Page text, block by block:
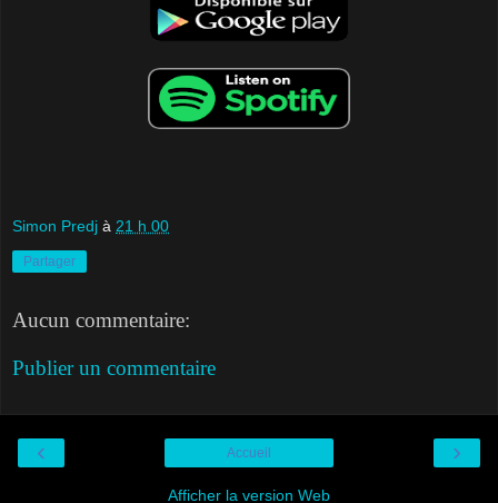
Simon Predj à 21 h 00
Partager
Aucun commentaire:
Publier un commentaire
‹ ›
Accueil
Afficher la version Web